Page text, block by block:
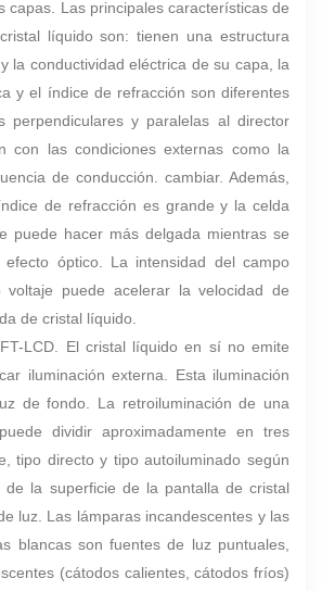
capas. Las principales características de
líquido son: tienen una estructura
la conductividad eléctrica de su capa, la
y el índice de refracción son diferentes
perpendiculares y paralelas al director
con las condiciones externas como la
de conducción. cambiar. Además,
de refracción es grande y la celda
puede hacer más delgada mientras se
óptico. La intensidad del campo
voltaje puede acelerar la velocidad de
de cristal líquido.
LCD. El cristal líquido en sí no emite
iluminación externa. Esta iluminación
de fondo. La retroiluminación de una
dividir aproximadamente en tres
tipo directo y tipo autoiluminado según
de la superficie de la pantalla de cristal
luz. Las lámparas incandescentes y las
blancas son fuentes de luz puntuales,
(cátodos calientes, cátodos fríos)